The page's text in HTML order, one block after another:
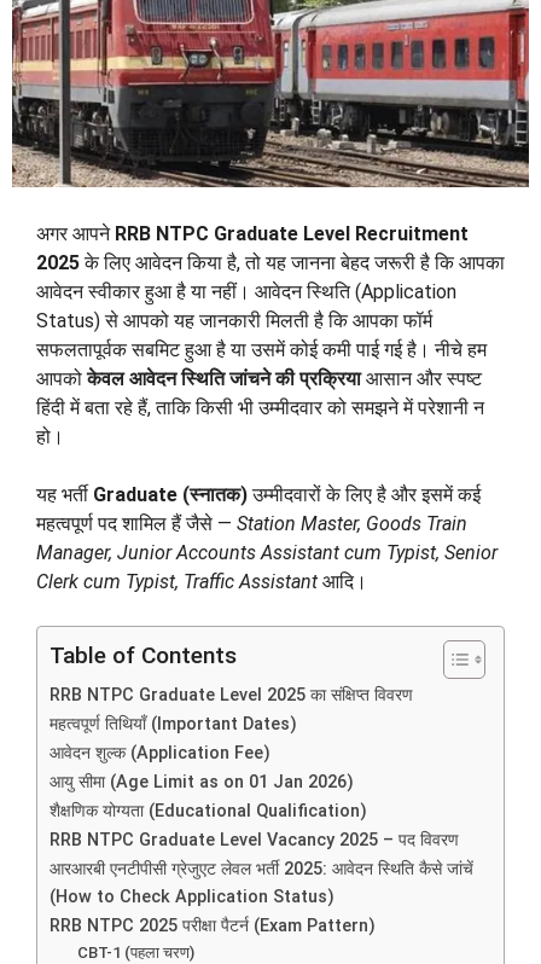
अगर आपने RRB NTPC Graduate Level Recruitment
2025के लिए आवेदन किया है, तो यह जानना बेहद जरूरी है कि आपका
आवेदन स्वीकार हुआ है या नहीं। आवेदन स्थिति (Application
Status) से आपको यह जानकारी मिलती है कि आपका फॉर्म
सफलतापूर्वक सबमिट हुआ है या उसमें कोई कमी पाई गई है। नीचे हम
आपकोकेवल आवेदन स्थिति जांचने की प्रक्रियाआसान और स्पष्ट
हिंदी में बता रहे हैं, ताकि किसी भी उम्मीदवार को समझने में परेशानी न
हो।
यह भर्ती Graduate (स्नातक)उम्मीदवारों के लिए है और इसमें कई
महत्वपूर्ण पद शामिल हैं जैसे — Station Master, Goods Train
Manager, Junior Accounts Assistant cum Typist, Senior
Clerk cum Typist, Traffic Assistant आदि।
Table of Contents
RRB NTPC Graduate Level 2025 का संक्षिप्त विवरण
महत्वपूर्ण तिथियाँ (Important Dates)
आवेदन शुल्क (Application Fee)
आयु सीमा (Age Limit as on 01 Jan 2026)
शैक्षणिक योग्यता (Educational Qualification)
RRB NTPC Graduate Level Vacancy 2025 – पद विवरण
आरआरबी एनटीपीसी ग्रेजुएट लेवल भर्ती 2025: आवेदन स्थिति कैसे जांचें
(How to Check Application Status)
RRB NTPC 2025 परीक्षा पैटर्न (Exam Pattern)
CBT-1 (पहला चरण)